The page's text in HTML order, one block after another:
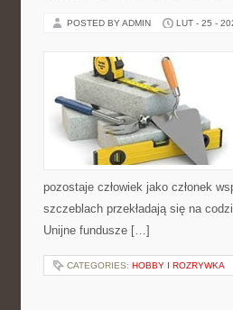
POSTED BY ADMIN LUT - 25 -
pozostaje człowiek jako członek
szczeblach przekładają się na
Unijne fundusze […]
CATEGORIES: HOBBY I ROZRYWKA